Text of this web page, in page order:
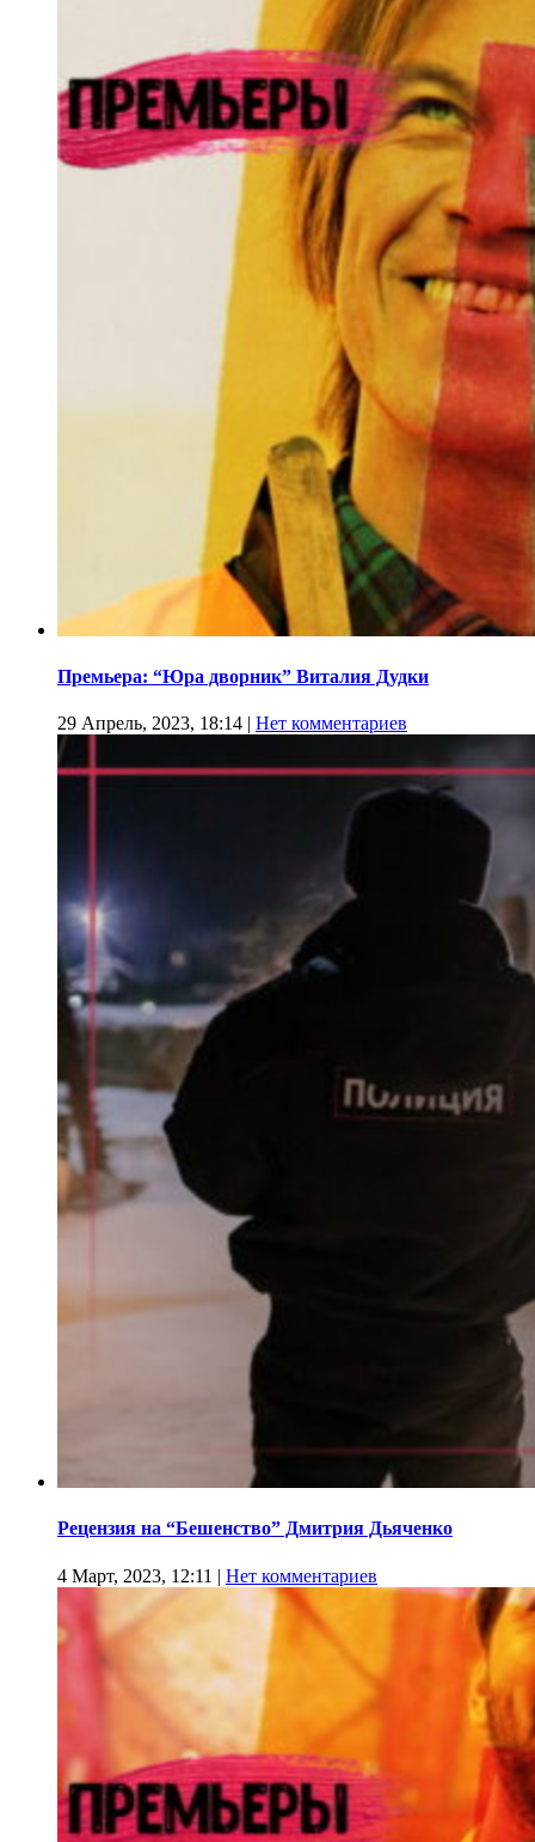
Премьера: “Юра дворник” Виталия Дудки
29 Апрель, 2023, 18:14 | Нет комментариев
Рецензия на “Бешенство” Дмитрия Дьяченко
4 Март, 2023, 12:11 | Нет комментариев